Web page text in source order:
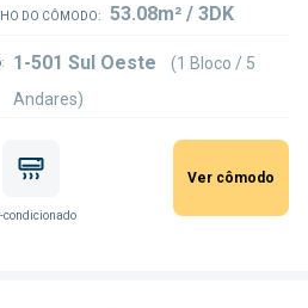
DO CÔMODO: 53.08m² / 3DK
1-501 Sul Oeste
(1 Bloco / 5
Andares)
condicionado
Ver cômodo